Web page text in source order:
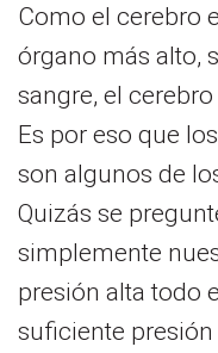
Como el cerebro
órgano más alto,
sangre, el
Es por eso que
son algunos de
Quizás se
simplemente
presión alta todo
suficiente